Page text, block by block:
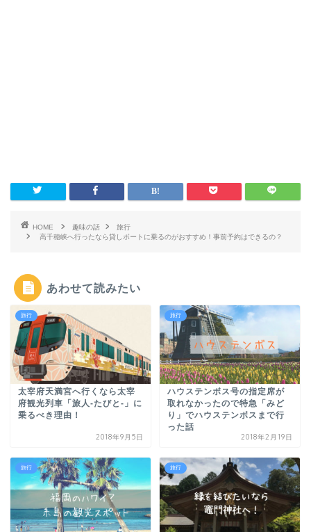
HOME 趣味の話
旅行
高千穂峡へ行ったなら貸しボートに乗るのがおすすめ！事前予約はできるの？
あわせて読みたい
旅行
太宰府天満宮へ行くなら太宰
府観光列車「旅人-たびと-」に
乗るべき理由！
2018年9月5日
旅行
ハウステンボス号の指定席が
取れなかったので特急「みど
り」でハウステンボスまで行
った話
2018年2月19日
旅行 旅行